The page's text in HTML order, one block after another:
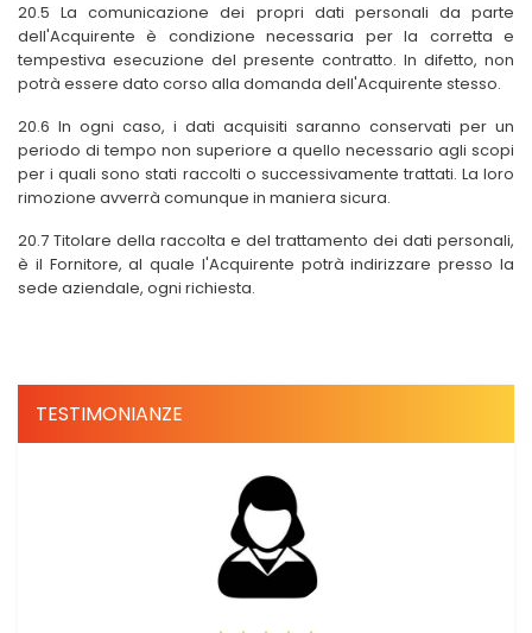
TESTIMONIANZE
20.5 La comunicazione dei propri dati personali da parte
dell'Acquirente è condizione necessaria per la corretta e
tempestiva esecuzione del presente contratto. In difetto, non
potrà essere dato corso alla domanda dell'Acquirente stesso.
20.6 In ogni caso, i dati acquisiti saranno conservati per un
periodo di tempo non superiore a quello necessario agli scopi
per i quali sono stati raccolti o successivamente trattati. La loro
rimozione avverrà comunque in maniera sicura.
20.7 Titolare della raccolta e del trattamento dei dati personali,
è il Fornitore, al quale l'Acquirente potrà indirizzare presso la
sede aziendale, ogni richiesta.